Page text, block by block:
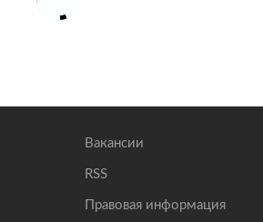
Вакансии
RSS
Правовая информация